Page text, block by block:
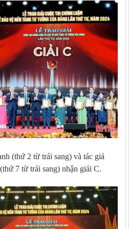
(thứ 2 từ trái sang) và tác giả
7 từ trái sang) nhận giải C.